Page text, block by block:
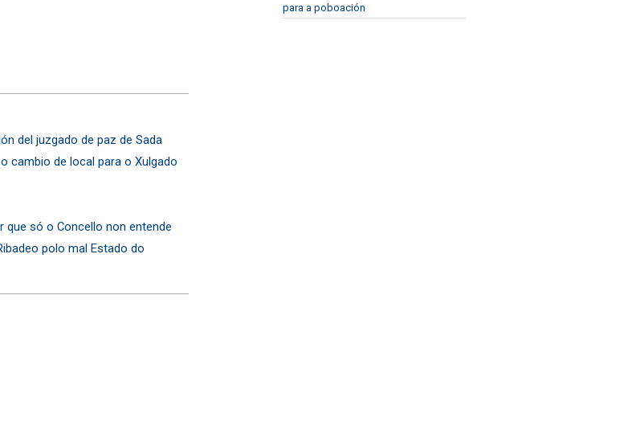
del juzgado de paz de Sada
cambio de local para o Xulgado
que só o Concello non entende
polo mal Estado do
para a poboación